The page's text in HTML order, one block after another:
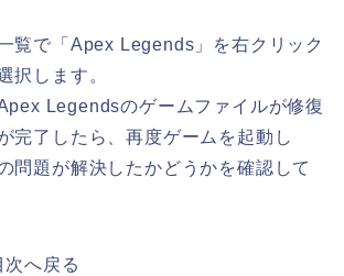
覧で「Apex Legends」を右クリック
択します。
Legendsのゲームファイルが修復
完了したら、再度ゲームを起動し
問題が解決したかどうかを確認して
次へ戻る